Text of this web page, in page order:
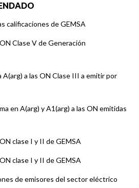
calificaciones de GEMSA
Clase V de Generación
A(arg) a las ON Clase III a emitir por
en A(arg) y A1(arg) a las ON emitidas
clase I y II de GEMSA
clase I y II de GEMSA
de emisores del sector eléctrico